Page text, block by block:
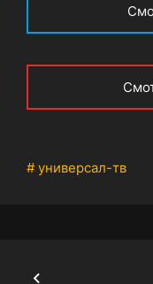
# универсал-тв